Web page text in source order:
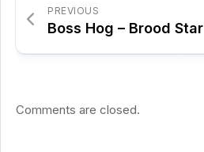
PREVIOUS
Boss Hog – Brood Star
Comments are closed.